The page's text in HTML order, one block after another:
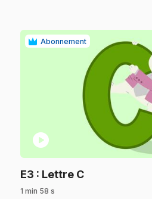
Abonnement
play_circle
E3 : Lettre C.
1 min 58 s